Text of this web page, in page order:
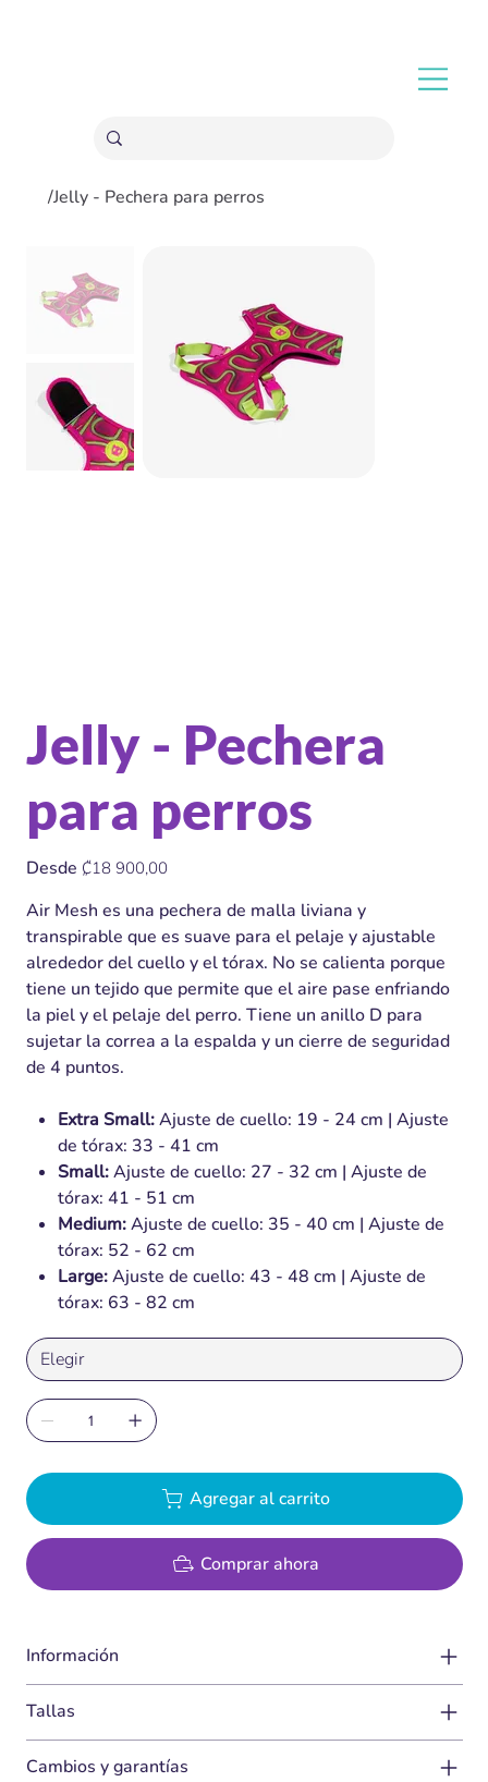
/Jelly - Pechera para perros
Jelly - Pechera
para perros
Desde Precio
₡18 900,00
Air Mesh es una pechera de malla liviana y
transpirable que es suave para el pelaje y ajustable
alrededor del cuello y el tórax. No se calienta porque
tiene un tejido que permite que el aire pase enfriando
la piel y el pelaje del perro. Tiene un anillo D para
sujetar la correa a la espalda y un cierre de seguridad
de 4 puntos.
Extra Small:Ajuste de cuello: 19 - 24 cm | Ajuste
de tórax: 33 - 41 cm
Small:Ajuste de cuello: 27 - 32 cm | Ajuste de
tórax: 41 - 51 cm
Medium:Ajuste de cuello: 35 - 40 cm | Ajuste de
tórax: 52 - 62 cm
Large:Ajuste de cuello: 43 - 48 cm | Ajuste de
tórax: 63 - 82 cm
Agregar al carrito
Comprar ahora
Información
Tallas
Cambios y garantías